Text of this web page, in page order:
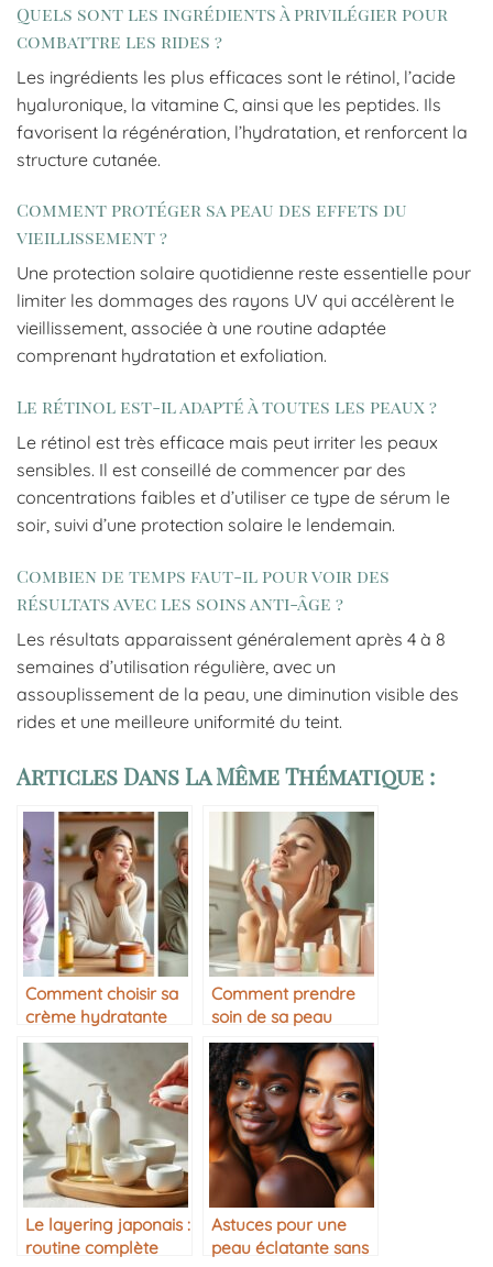
Quels sont les ingrédients à privilégier pour
combattre les rides ?
Les ingrédients les plus efficaces sont le rétinol, l’acide
hyaluronique, la vitamine C, ainsi que les peptides. Ils
favorisent la régénération, l’hydratation, et renforcent la
structure cutanée.
Comment protéger sa peau des effets du
vieillissement ?
Une protection solaire quotidienne reste essentielle pour
limiter les dommages des rayons UV qui accélèrent le
vieillissement, associée à une routine adaptée
comprenant hydratation et exfoliation.
Le rétinol est-il adapté à toutes les peaux ?
Le rétinol est très efficace mais peut irriter les peaux
sensibles. Il est conseillé de commencer par des
concentrations faibles et d’utiliser ce type de sérum le
soir, suivi d’une protection solaire le lendemain.
Combien de temps faut-il pour voir des
résultats avec les soins anti-âge ?
Les résultats apparaissent généralement après 4 à 8
semaines d’utilisation régulière, avec un
assouplissement de la peau, une diminution visible des
rides et une meilleure uniformité du teint.
Articles Dans La Même Thématique :
Comment choisir sa
crème hydratante
selon son âge
Comment prendre
soin de sa peau
après 30 ans
Le layering japonais :
routine complète
Astuces pour une
peau éclatante sans